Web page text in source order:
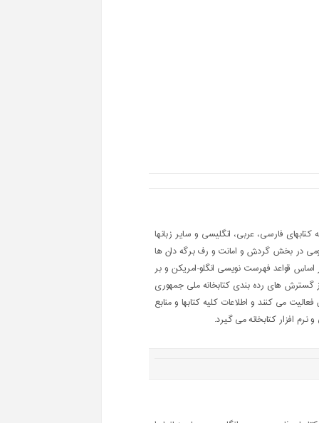
فارسی، عربی، انگلیسی و سایر زبانها
در بخش گردش و امانت و رف برگه دان ها
قواعد فهرست نویسی انگلو-امریکن و بر
از گسترش های رده بندی کتابخانه ملی جمهوری
می کنند و اطلاعات کلیه کتابها و منابع
نرم افزار کتابخانه می گیرد.